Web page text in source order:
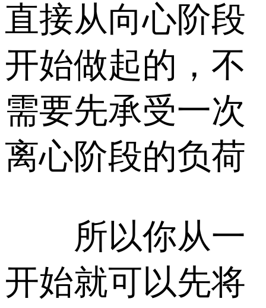
直接从向心阶段
开始做起的，不
需要先承受一次
离心阶段的负荷
所以你从一
开始就可以先将